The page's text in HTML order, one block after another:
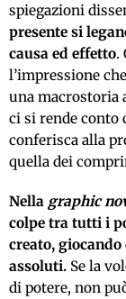
spiegazioni
presente si
causa ed effetto.
l’impressione
una macrostoria
ci si rende conto
conferisca alla
quella dei
Nella graphic
colpe tra tutti i
creato,
assoluti. Se la
di potere, non